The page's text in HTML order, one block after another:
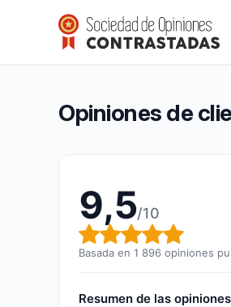
Gperdumesaiguilles
Calificación global: 9,5 de 10
9,5/10(1 896
Opiniones de
9,5/10
Calificación
Basada en 1 896 opiniones
Resumen de las opiniones